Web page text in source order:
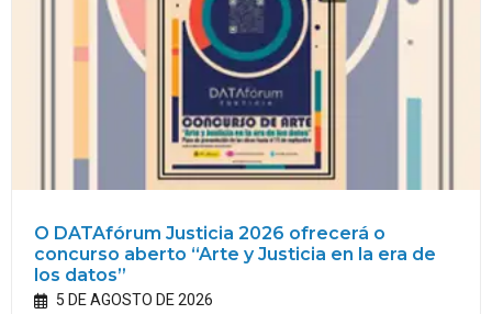
O DATAfórum Justicia 2026 ofrecerá o
concurso aberto “Arte y Justicia en la era de
los datos”
5 DE AGOSTO DE 2026